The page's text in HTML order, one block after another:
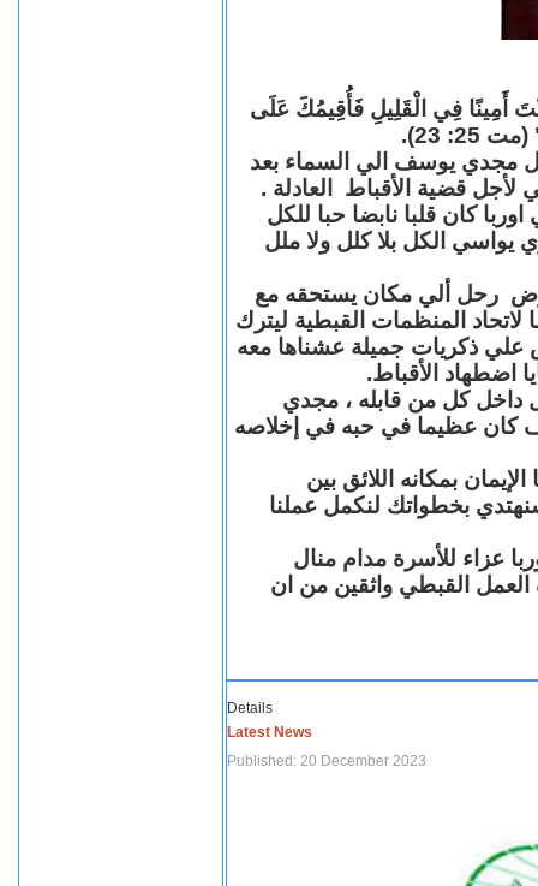
أَمِينًا فِي الْقَلِيلِ فَأُقِيمُكَ عَلَى
23).
مجدي يوسف الي السماء بعد
قضية الأقباط العادلة .
كان قلبا نابضا حبا للكل
يواسي الكل بلا كلل ولا ملل
رحل ألي مكان يستحقه مع
المنظمات القبطية ليترك
علي ذكريات جميلة عشناها معه
اضطهاد الأقباط.
داخل كل من قابله ، مجدي
عظيما في حبه في إخلاصه
بمكانه اللائق بين
بخطواتك لنكمل عملنا
عزاء للأسرة مدام منال
العمل القبطي واثقين من ان
Details
Latest News
Published: 20 December 2023